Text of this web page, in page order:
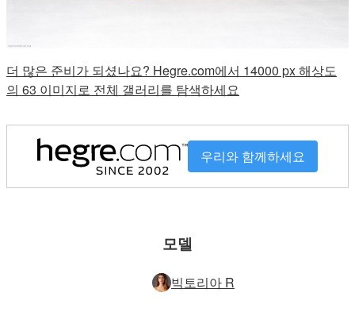
더 많은 준비가 되셨나요? Hegre.com에서 14000 px 해상도
의 63 이미지로 전체 갤러리를 탐색하세요
우리와 함께하세요
모델
빅토리아 R